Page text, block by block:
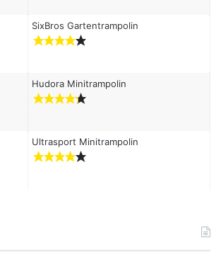
SixBros Gartentrampolin
Hudora Minitrampolin
Ultrasport Minitrampolin